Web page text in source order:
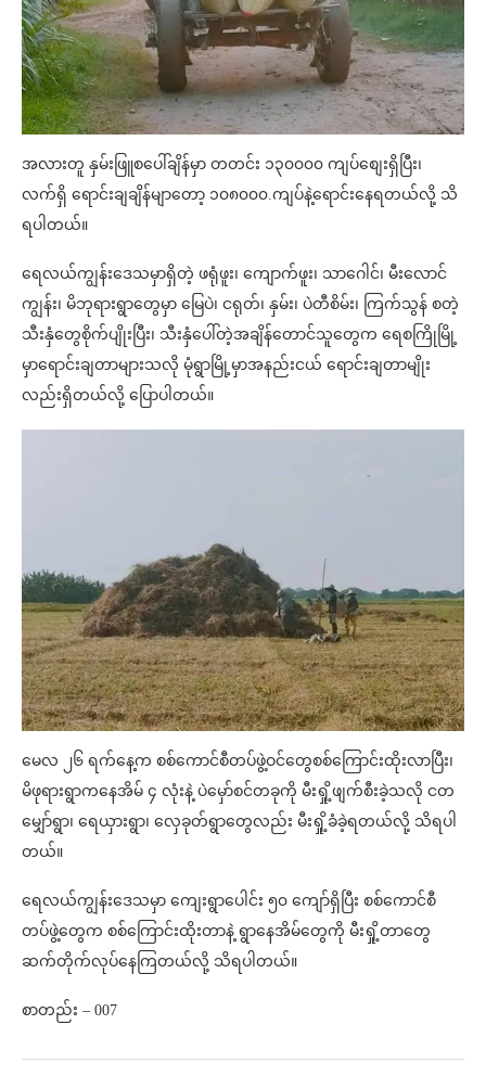
အလားတူ နှမ်းဖြူစပေါ်ချိန်မှာ တတင်း ၁၃၀၀၀၀ ကျပ်စျေးရှိပြီး၊
လက်ရှိ ရောင်းချချိန်မျာတော့ ၁၀၈၀၀၀.ကျပ်နဲ့ရောင်းနေရတယ်လို့ သိ
ရပါတယ်။
ရေလယ်ကျွန်းဒေသမှာရှိတဲ့ ဖရုံဖူး၊ ကျောက်ဖူး၊ သာဂေါင်၊ မီးလောင်
ကျွန်း၊ မိဘုရားရွာတွေမှာ မြေပဲ၊ ငရုတ်၊ နှမ်း၊ ပဲတီစိမ်း၊ ကြက်သွန် စတဲ့
သီးနှံတွေစိုက်ပျိုးပြီး၊ သီးနှံပေါ်တဲ့အချိန်တောင်သူတွေက ရေစကြိုမြို့
မှာရောင်းချတာများသလို မုံရွာမြို့မှာအနည်းငယ် ရောင်းချတာမျိုး
လည်းရှိတယ်လို့ ပြောပါတယ်။
မေလ ၂၆ ရက်နေ့က စစ်ကောင်စီတပ်ဖွဲ့ဝင်တွေစစ်ကြောင်းထိုးလာပြီး၊
မိဖုရားရွာကနေအိမ် ၄ လုံးနဲ့ ပဲမှော်စင်တခုကို မီးရှို့ဖျက်စီးခဲ့သလို ငတ
မျှော်ရွာ၊ ရေယှားရွာ၊ လှေခုတ်ရွာတွေလည်း မီးရှို့ခံခဲ့ရတယ်လို့ သိရပါ
တယ်။
ရေလယ်ကျွန်းဒေသမှာ ကျေးရွာပေါင်း ၅၀ ကျော်ရှိပြီး စစ်ကောင်စီ
တပ်ဖွဲ့တွေက စစ်ကြောင်းထိုးတာနဲ့ ရွာနေအိမ်တွေကို မီးရှို့တာတွေ
ဆက်တိုက်လုပ်နေကြတယ်လို့ သိရပါတယ်။
စာတည်း – 007